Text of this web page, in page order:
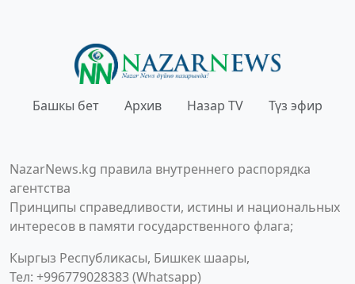
Башкы бет Архив Назар TV Түз эфир
NazarNews.kg правила внутреннего распорядка
агентства
Принципы справедливости, истины и национальных
интересов в памяти государственного флага;
Кыргыз Республикасы, Бишкек шаары,
Тел: +996779028383 (Whatsapp)